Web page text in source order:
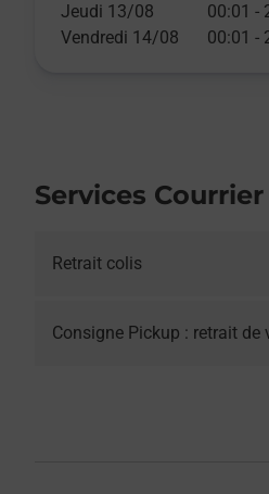
Jeudi 13/08
00:01 -
Vendredi 14/08
00:01 -
Services
Retrait colis
Consigne Pickup : retrait de